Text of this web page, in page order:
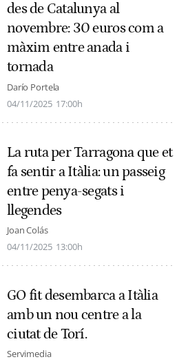
des de Catalunya al
novembre: 30 euros com a
màxim entre anada i
tornada
Darío Portela
04/11/2025 17:00h
La ruta per Tarragona que et
fa sentir a Itàlia: un passeig
entre penya-segats i
llegendes
Joan Colás
04/11/2025 13:00h
GO fit desembarca a Itàlia
amb un nou centre a la
ciutat de Torí.
Servimedia